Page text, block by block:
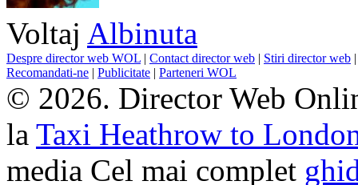
Voltaj Albinuta
Despre director web WOL | Contact director web | Stiri director web
Recomandati-ne | Publicitate | Parteneri WOL
© 2026. Director Web
la Taxi Heathrow to
media Cel mai complet